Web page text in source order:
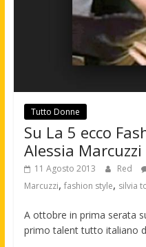
Tutto Donne
Su La 5 ecco
Alessia
11 Agosto 2013 Red
Marcuzzi, fashion style, silvia
A ottobre in prima serata
primo talent tutto italiano